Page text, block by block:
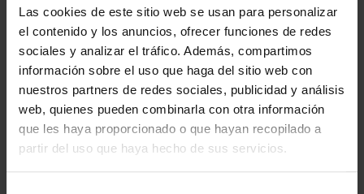
Las cookies de este sitio web se usan para personalizar
el contenido y los anuncios, ofrecer funciones de redes
sociales y analizar el tráfico. Además, compartimos
información sobre el uso que haga del sitio web con
nuestros partners de redes sociales, publicidad y análisis
web, quienes pueden combinarla con otra información
que les haya proporcionado o que hayan recopilado a
partir del uso que haya hecho de sus servicios.
SUSCRIPCIÓN
CAPITALES DE
PROVINCIA 1
949,00 €
Sólo para usuarios
registrados
SUSCRIPCIÓN
CAPITALES DE
PROVINCIA 2
949,00 €
Sólo para usuarios
registrados